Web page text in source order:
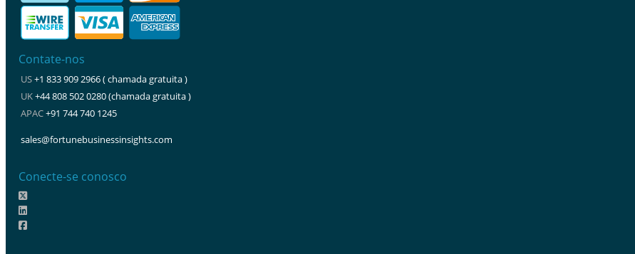
Contate-nos
US+1 833 909 2966 ( chamada gratuita )
UK+44 808 502 0280 (chamada gratuita )
APAC+91 744 740 1245
sales@fortunebusinessinsights.com
Conecte-se conosco